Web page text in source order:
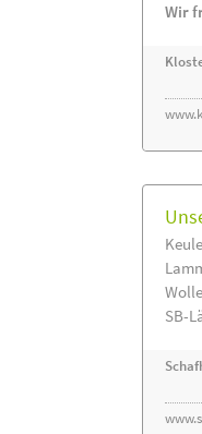
Wir
SB-